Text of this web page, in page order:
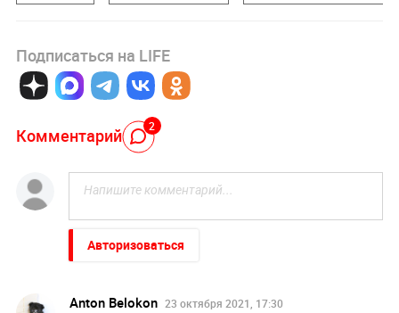
Подписаться на LIFE
Комментарий 2
Авторизоваться
Anton Belokon 23 октября 2021, 17:30